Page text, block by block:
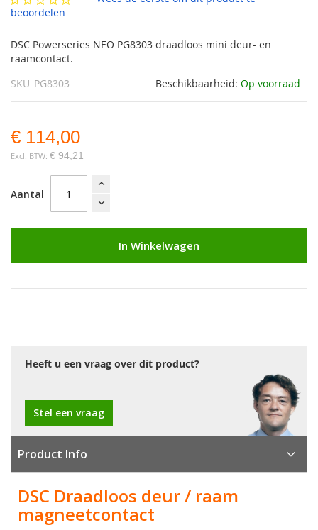
gallerij
beoordelen
DSC Powerseries NEO PG8303 draadloos mini deur- en
raamcontact.
Beschikbaarheid: Op voorraad
SKU PG8303
€ 114,00
€ 94,21
Aantal
In Winkelwagen
Heeft u een vraag over dit product?
Stel een vraag
Product Info
DSC Draadloos deur / raam
magneetcontact